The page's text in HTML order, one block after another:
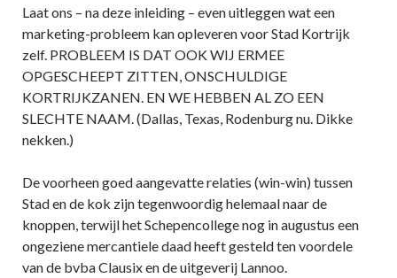
Laat ons – na deze inleiding – even uitleggen wat een
marketing-probleem kan opleveren voor Stad Kortrijk
zelf. PROBLEEM IS DAT OOK WIJ ERMEE
OPGESCHEEPT ZITTEN, ONSCHULDIGE
KORTRIJKZANEN. EN WE HEBBEN AL ZO EEN
SLECHTE NAAM. (Dallas, Texas, Rodenburg nu. Dikke
nekken.)
De voorheen goed aangevatte relaties (win-win) tussen
Stad en de kok zijn tegenwoordig helemaal naar de
knoppen, terwijl het Schepencollege nog in augustus een
ongeziene mercantiele daad heeft gesteld ten voordele
van de bvba Clausix en de uitgeverij Lannoo.